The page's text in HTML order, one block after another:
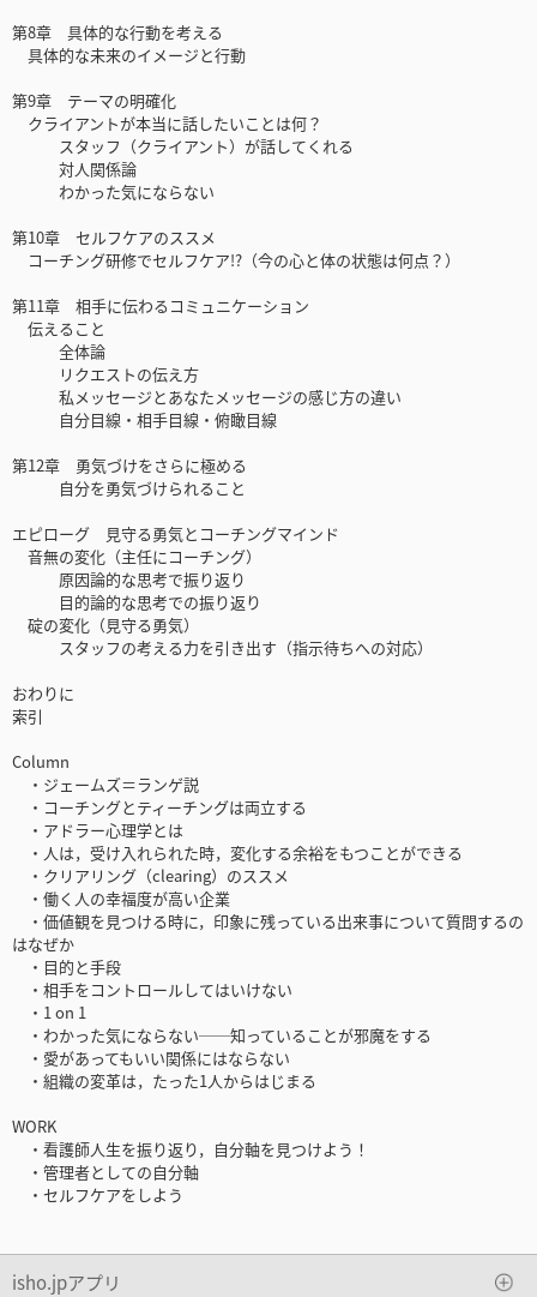
第8章 具体的な行動を考える
具体的な未来のイメージと行動
第9章 テーマの明確化
クライアントが本当に話したいことは何？
スタッフ（クライアント）が話してくれる
対人関係論
わかった気にならない
第10章 セルフケアのススメ
コーチング研修でセルフケア!?（今の心と体の状態は何点？）
第11章 相手に伝わるコミュニケーション
伝えること
全体論
リクエストの伝え方
私メッセージとあなたメッセージの感じ方の違い
自分目線・相手目線・俯瞰目線
第12章 勇気づけをさらに極める
自分を勇気づけられること
エピローグ 見守る勇気とコーチングマインド
音無の変化（主任にコーチング）
原因論的な思考で振り返り
目的論的な思考での振り返り
碇の変化（見守る勇気）
スタッフの考える力を引き出す（指示待ちへの対応）
おわりに
索引
Column
・ジェームズ＝ランゲ説
・コーチングとティーチングは両立する
・アドラー心理学とは
・人は，受け入れられた時，変化する余裕をもつことができる
・クリアリング（clearing）のススメ
・働く人の幸福度が高い企業
・価値観を見つける時に，印象に残っている出来事について質問するの
はなぜか
・目的と手段
・相手をコントロールしてはいけない
・1 on 1
・わかった気にならない──知っていることが邪魔をする
・愛があってもいい関係にはならない
・組織の変革は，たった1人からはじまる
WORK
・看護師人生を振り返り，自分軸を見つけよう！
・管理者としての自分軸
・セルフケアをしよう
isho.jpアプリ